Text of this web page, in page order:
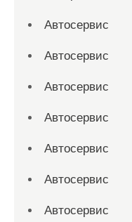
Автосервис
Автосервис
Автосервис
Автосервис
Автосервис
Автосервис
Автосервис